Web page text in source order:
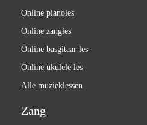
Online pianoles
Online zangles
Online basgitaar les
Online ukulele les
Alle muzieklessen
Zang